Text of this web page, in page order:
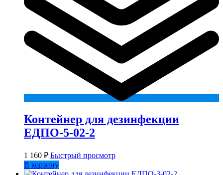
Контейнер для дезинфекции
ЕДПО-5-02-2
1 160 ₽ Быстрый просмотр
В корзину